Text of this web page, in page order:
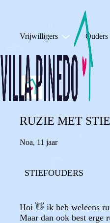
Vrijwilligers Ouders
RUZIE MET
Noa, 11 jaar
STIEFOUDERS
Hoi 👋 ik heb weleens
Maar dan ook best erge